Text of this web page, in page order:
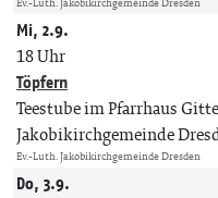
Mi, 2.9.
18 Uhr
Töpfern
Teestube im Pfarrhaus
Jakobikirchgemeinde
Ev.-Luth. Jakobikirchgemeinde Dresden
Do, 3.9.